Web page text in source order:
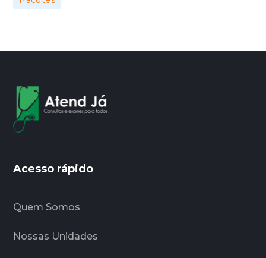
Acesso rápido
Quem Somos
Nossas Unidades